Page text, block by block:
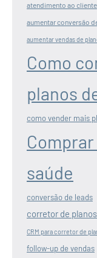
atendimento ao cliente
aumentar conversão
aumentar vendas de
Como
planos
como vender mais
saúde
conversão de leads
corretor de
CRM para corretor de
follow-up de vendas